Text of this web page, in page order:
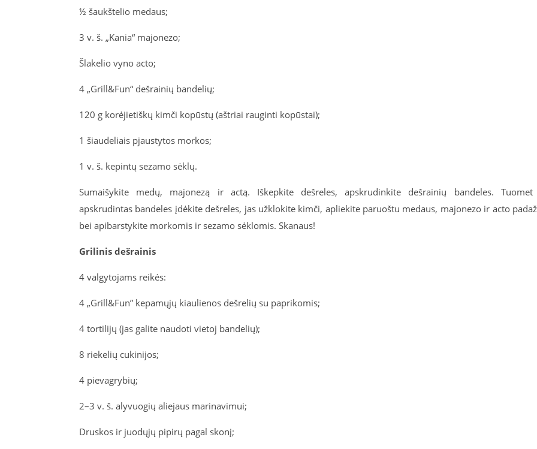
½ šaukštelio medaus;
3 v. š. „Kania“ majonezo;
Šlakelio vyno acto;
4 „Grill&Fun“ dešrainių bandelių;
120 g korėjietiškų kimči kopūstų (aštriai rauginti kopūstai);
1 šiaudeliais pjaustytos morkos;
1 v. š. kepintų sezamo sėklų.
Sumaišykite medų, majonezą ir actą. Iškepkite dešreles, apskrudinkite dešrainių bandeles.
apskrudintas bandeles įdėkite dešreles, jas užklokite kimči, apliekite paruoštu medaus, majonezo ir acto
bei apibarstykite morkomis ir sezamo sėklomis. Skanaus!
Grilinis dešrainis
4 valgytojams reikės:
4 „Grill&Fun” kepamųjų kiaulienos dešrelių su paprikomis;
4 tortilijų (jas galite naudoti vietoj bandelių);
8 riekelių cukinijos;
4 pievagrybių;
2–3 v. š. alyvuogių aliejaus marinavimui;
Druskos ir juodųjų pipirų pagal skonį;